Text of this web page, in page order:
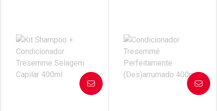
Laboratório
Por Menos Laboratório
Por Menos
AVISE-ME AVISE-ME